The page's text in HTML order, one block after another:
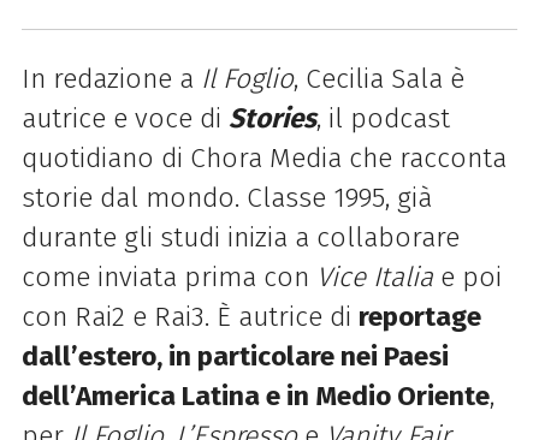
In redazione a Il Foglio, Cecilia Sala è
autrice e voce di Stories, il podcast
quotidiano di Chora Media che racconta
storie dal mondo. Classe 1995, già
durante gli studi inizia a collaborare
come inviata prima con Vice Italiae poi
con Rai2 e Rai3. È autrice di reportage
dall’estero, in particolare nei Paesi
dell’America Latina e in Medio Oriente,